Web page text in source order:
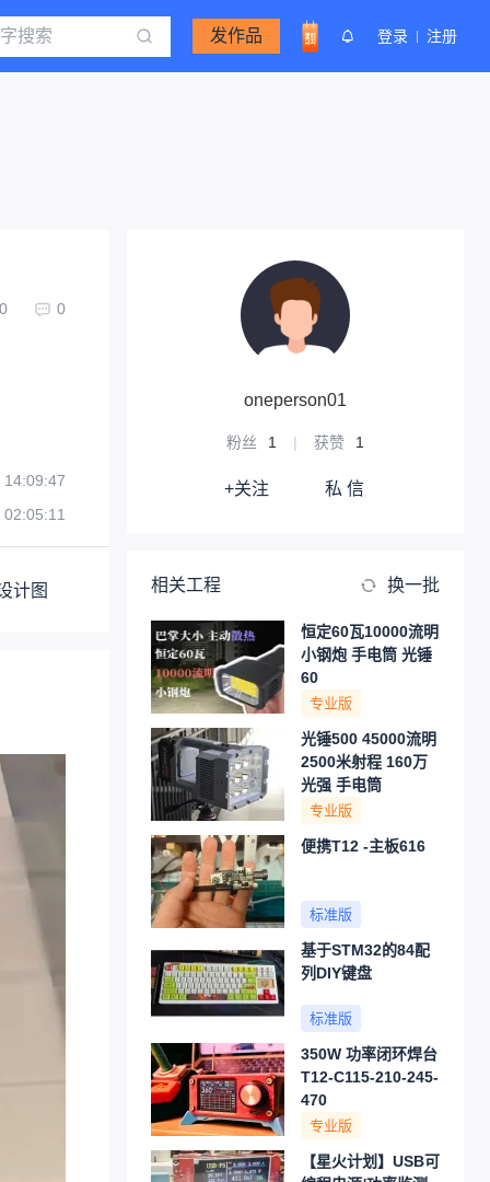
发作品 登录 注册
0 0
计图
oneperson01
粉丝 1 | 获赞 1
+关注 私 信
相关工程 换一批
恒定60瓦10000流明
小钢炮 手电筒 光锤
60
专业版
光锤500 45000流明
2500米射程 160万
光强 手电筒
专业版
便携T12 -主板616
标准版
基于STM32的84配
列DIY键盘
标准版
350W 功率闭环焊台
T12-C115-210-245-
470
专业版
【星火计划】USB可